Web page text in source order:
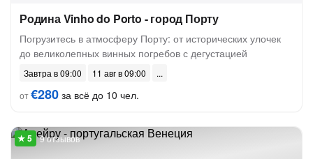
Родина Vinho do Porto - город Порту
Погрузитесь в атмосферу Порту: от исторических улочек
до великолепных винных погребов с дегустацией
Завтра в 09:00
11 авг в 09:00
от€280 за всё до 10 чел.
9 отзывов